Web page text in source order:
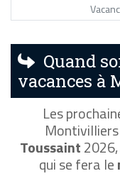
Quand
vacances à
Les
Toussaint
qui se fera le